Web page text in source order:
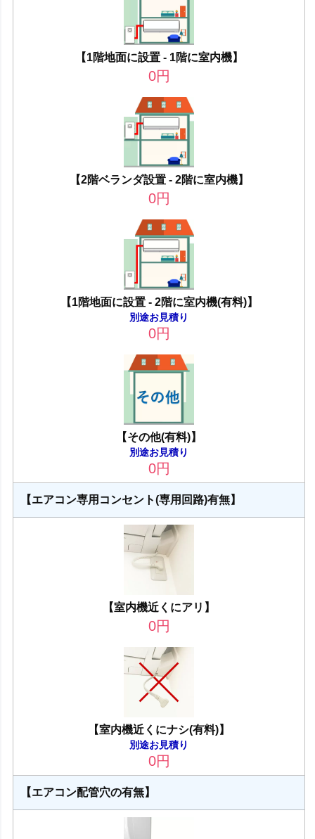
【1階地面に設置 - 1階に室内機】
0円
【2階ベランダ設置 - 2階に室内機】
0円
【1階地面に設置 - 2階に室内機(有料)】
別途お見積り
0円
【その他(有料)】
別途お見積り
0円
【エアコン専用コンセント(専用回路)有無】
【室内機近くにアリ】
0円
【室内機近くにナシ(有料)】
別途お見積り
0円
【エアコン配管穴の有無】